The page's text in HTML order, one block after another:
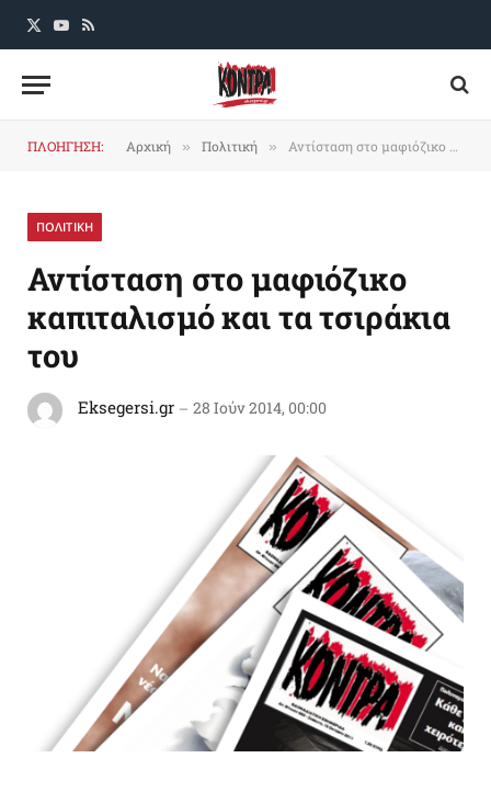
X
YouTube
RSS
ΠΛΟΗΓΗΣΗ: Αρχική » Πολιτική » Αντίσταση στο μαφιόζικο καπιταλισμό και τα τσιράκια του
ΠΟΛΙΤΙΚΗ
Αντίσταση στο μαφιόζικο
καπιταλισμό και τα τσιράκια
του
Eksegersi.gr 28 Ιούν 2014, 00:00